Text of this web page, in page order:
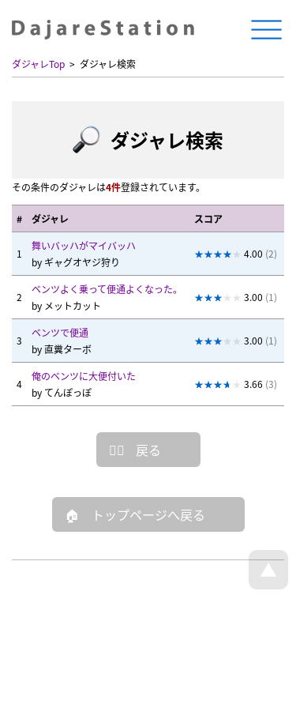
ダジャレTop ダジャレ検索
ダジャレ検索
その条件のダジャレは4件登録されています。
# ダジャレ スコア
1
舞いバッハがマイバッハ
by ギャグオヤジ狩り
4.00 (2)
2
ベンツよく乗って便通よくなった。
by メットカット
3.00 (1)
3
ベンツで便通
by直糞ターボ
3.00 (1)
4
俺のベンツに大便付いた
by てんぽっぽ
3.66 (3)
戻る
トップページへ戻る